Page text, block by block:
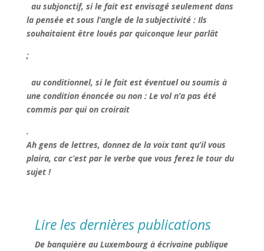
au subjonctif, si le fait est envisagé seulement dans
la pensée et sous l’angle de la subjectivité : Ils
souhaitaient être loués par quiconque leurparlât
;
au conditionnel, si le fait est éventuel ou soumis à
une condition énoncée ou non : Le vol n’a pas été
commis par qui on croirait
.
Ah gens de lettres, donnez de la voix tant qu’il vous
plaira, car c’est par le verbe que vous ferez le tour du
sujet !
Lire les dernières publications
De banquière au Luxembourg à écrivaine publique